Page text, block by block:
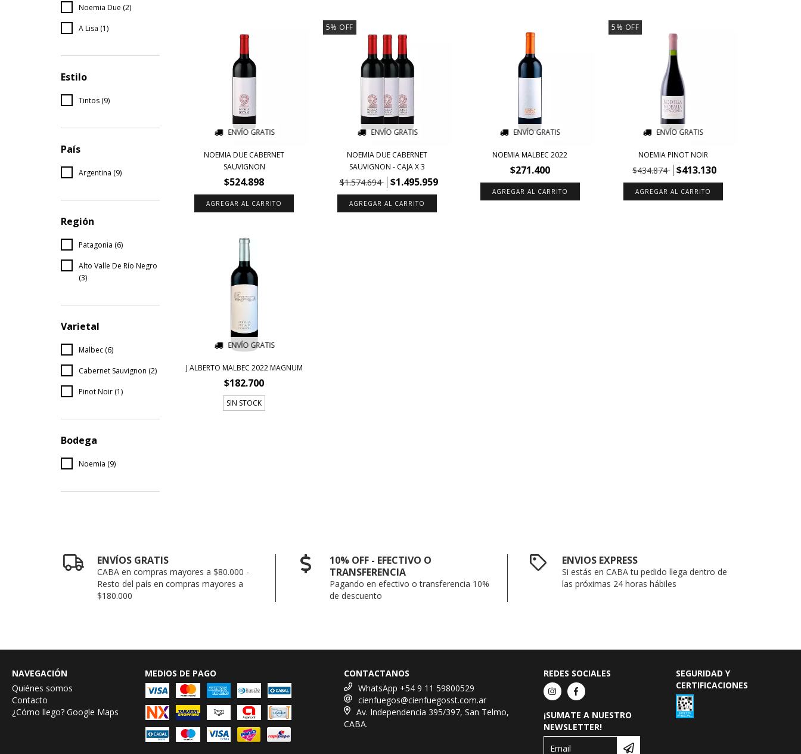
Noemia Due (2)
A Lisa (1)
Estilo
Tintos (9)
País
Argentina (9)
Región
Patagonia (6)
Alto Valle De Río Negro
(3)
Varietal
Malbec (6)
Cabernet Sauvignon (2)
Pinot Noir (1)
Bodega
Noemia (9)
ENVÍO GRATIS
NOEMIA DUE CABERNET
SAUVIGNON
$524.898
5% OFF
ENVÍO GRATIS
NOEMIA DUE CABERNET
SAUVIGNON - CAJA X 3
$1.574.694 $1.495.959
ENVÍO GRATIS
NOEMIA MALBEC 2022
$271.400
5% OFF
ENVÍO GRATIS
NOEMIA PINOT NOIR
$434.874 $413.130
ENVÍO GRATIS
J ALBERTO MALBEC 2022 MAGNUM
$182.700
SIN STOCK
ENVÍOS GRATIS
CABA en compras mayores a $80.000 -
Resto del país en compras mayores a
$180.000
10% OFF - EFECTIVO O
TRANSFERENCIA
Pagando en efectivo o transferencia 10%
de descuento
ENVIOS EXPRESS
Si estás en CABA tu pedido llega dentro de
las próximas 24 horas hábiles
NAVEGACIÓN
Quiénes somos
Contacto
¿Cómo llego? Google Maps
MEDIOS DE PAGO
CONTACTANOS
WhatsApp +54 9 11 59800529
cienfuegos@cienfuegosst.com.ar
Av. Independencia 395/397, San Telmo,
CABA.
REDES SOCIALES
¡SUMATE A NUESTRO
NEWSLETTER!
SEGURIDAD Y
CERTIFICACIONES